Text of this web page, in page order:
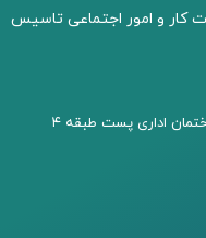
کار و امور اجتماعی تاسیس
اداری پست طبقه ۴